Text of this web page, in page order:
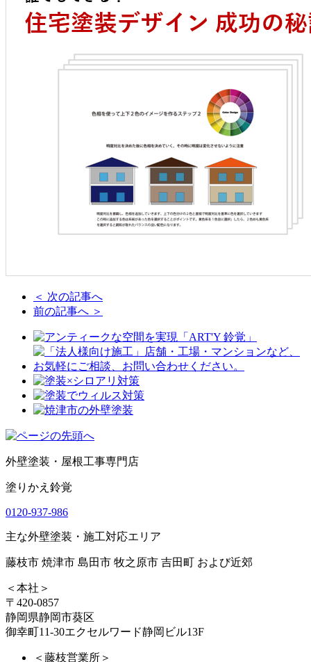
＜ 次の記事へ
前の記事へ ＞
外壁塗装・屋根工事専門店
塗りかえ鈴覚
0120-937-986
主な外壁塗装・施工対応エリア
藤枝市 焼津市 島田市 牧之原市 吉田町 および近郊
＜本社＞
〒420-0857
静岡県静岡市葵区
御幸町11-30エクセルワード静岡ビル13F
＜藤枝営業所＞